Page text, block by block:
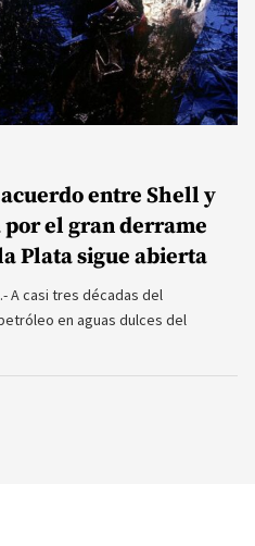
entre Shell y
por el gran derrame
Plata sigue abierta
A casi tres décadas del
en aguas dulces del